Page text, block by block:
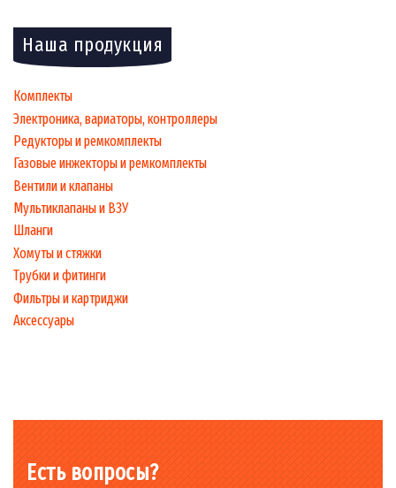
Наша продукция
Комплекты
Электроника, вариаторы, контроллеры
Редукторы и ремкомплекты
Газовые инжекторы и ремкомплекты
Вентили и клапаны
Мультиклапаны и ВЗУ
Шланги
Хомуты и стяжки
Трубки и фитинги
Фильтры и картриджи
Аксессуары
Есть вопросы?